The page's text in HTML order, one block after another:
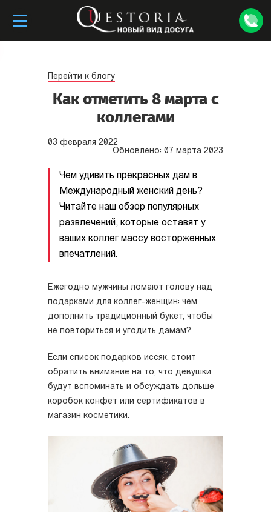
Перейти к блогу
Как отметить 8 марта с
коллегами
03 февраля 2022
Обновлено: 07 марта 2023
Чем удивить прекрасных дам в
Международный женский день?
Читайте наш обзор популярных
развлечений, которые оставят у
ваших коллег массу восторженных
впечатлений.
Ежегодно мужчины ломают голову над
подарками для коллег-женщин: чем
дополнить традиционный букет, чтобы
не повториться и угодить дамам?
Если список подарков иссяк, стоит
обратить внимание на то, что девушки
будут вспоминать и обсуждать дольше
коробок конфет или сертификатов в
магазин косметики.